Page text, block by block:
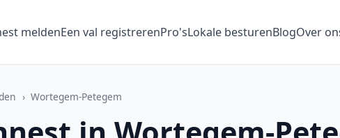
meldenEen val registrerenPro'sLokale besturenBlogOver
› Wortegem-Petegem